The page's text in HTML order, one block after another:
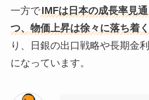
一方でIMFは日本の成長率見
つ、物価上昇は徐々に落ち着
り、日銀の出口戦略や長期金
になっています。